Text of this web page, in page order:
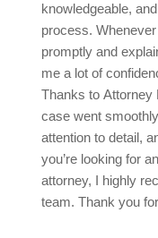
knowledgeable,
process.
promptly and
me a lot of
Thanks to Attorney
case went
attention to detail,
you’re looking for
attorney, I highly
team. Thank you